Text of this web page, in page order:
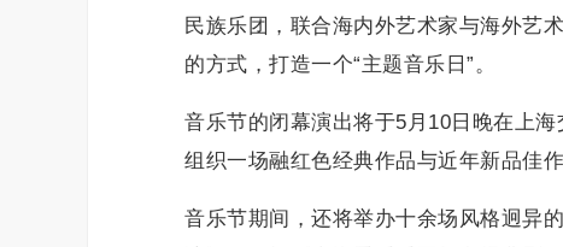
民族乐团，联合海内外艺术家与海外艺
的方式，打造一个“主题音乐日”。
音乐节的闭幕演出将于5月10日晚在上海
组织一场融红色经典作品与近年新品佳
音乐节期间，还将举办十余场风格迥异